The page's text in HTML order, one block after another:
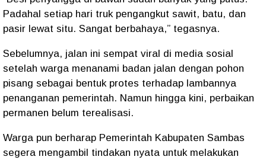
Padahal setiap hari truk pengangkut sawit, batu, dan
pasir lewat situ. Sangat berbahaya,” tegasnya.
Sebelumnya, jalan ini sempat viral di media sosial
setelah warga menanami badan jalan dengan pohon
pisang sebagai bentuk protes terhadap lambannya
penanganan pemerintah. Namun hingga kini, perbaikan
permanen belum terealisasi.
Warga pun berharap Pemerintah Kabupaten Sambas
segera mengambil tindakan nyata untuk melakukan